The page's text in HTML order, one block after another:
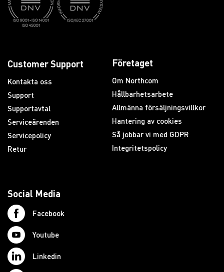
Customer Support
Kontakta oss
Support
Supportavtal
Serviceärenden
Servicepolicy
Retur
Företaget
Om Northcom
Hållbarhetsarbete
Allmänna försäljningsvillkor
Hantering av cookies
Så jobbar vi med GDPR
Integritetspolicy
Social Media
Facebook
Youtube
Linkedin